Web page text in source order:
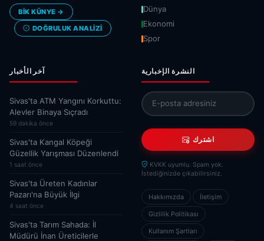
BİK KÜNYE →
DOĞRULUK ANALIZI
Dünya
Ekonomi
Spor
آخر الأخبار
Sivas'ta ATM Yangını Korkuttu:
Alevler Binaya Sıçradı
59 dakika önce
Sivas'ta Kangal Köpeği
Güzellik Yarışması Düzenlendi
1 saat önce
Sivas'ta Üreten Kadınlar
Pazarı'na Büyük İlgi
4 saat önce
Sivas'ta Tarım Sahada: İl
Müdürü İnan Üreticilerle
النشرة الإخبارية
اشترك
KVKK uyumlu. Spam yok.
İstediğinizde çıkabilirsiniz.
Hakkımızda İletişim
Gizlilik Politikası
Kullanım Şartları